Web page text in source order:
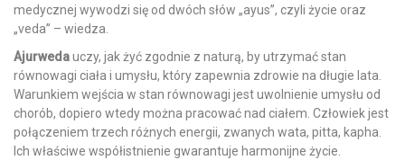
medycznej wywodzi się od dwóch słów „ayus”, czyli życie oraz
„veda” – wiedza.
Ajurwedauczy, jak żyć zgodnie z naturą, by utrzymać stan
równowagi ciała i umysłu, który zapewnia zdrowie na długie lata.
Warunkiem wejścia w stan równowagi jest uwolnienie umysłu od
chorób, dopiero wtedy można pracować nad ciałem. Człowiek jest
połączeniem trzech różnych energii, zwanych wata, pitta, kapha.
Ich właściwe współistnienie gwarantuje harmonijne życie.